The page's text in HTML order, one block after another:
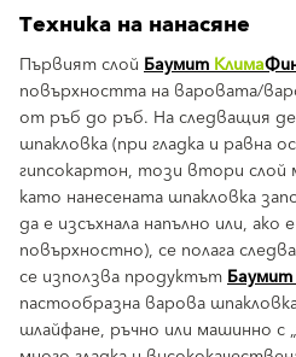
Техника на нанасяне
Първият слой БаумитКлима
повърхността на варовата/
от ръб до ръб. На следващия
шпакловка (при гладка и равна
гипсокартон, този втори
като нанесената шпакловка
да е изсъхнала напълно или, ако
повърхностно), се полага
се използва продуктътБаумит
пастообразна варова
шлайфане, ръчно или машинно с